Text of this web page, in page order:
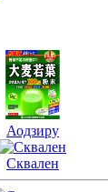
Аодзиру
Сквален